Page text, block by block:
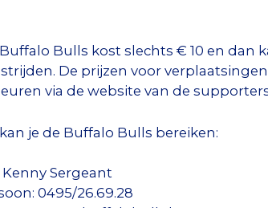
Bulls kost slechts € 10 en dan
De prijzen voor
via de website van de
je de Buffalo Bulls bereiken:
Sergeant
0495/26.69.28